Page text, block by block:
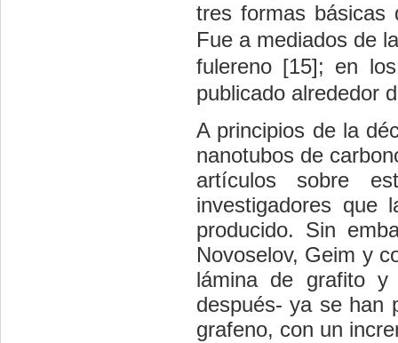
tres formas básicas
Fue a mediados de
fulereno [15]; en
publicado alrededor
A principios de la
nanotubos de
artículos sobre
investigadores que
producido. Sin
Novoselov, Geim y
lámina de grafito
después- ya se han
grafeno, con un